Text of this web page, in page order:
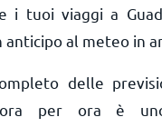
i tuoi viaggi a
al meteo in
delle
ora per ora è